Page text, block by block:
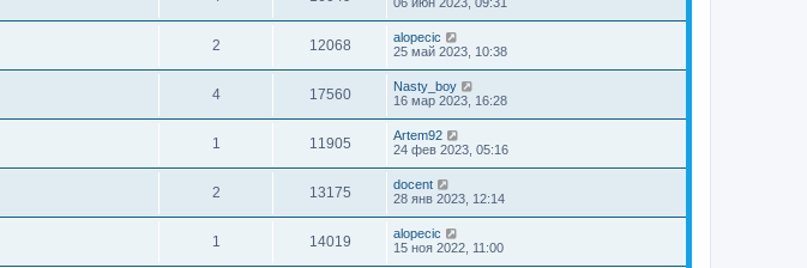
2 12068
alopecic
25 май 2023, 10:38
4 17560
Nasty_boy
16 мар 2023, 16:28
1 11905
Artem92
24 фев 2023, 05:16
2 13175
docent
28 янв 2023, 12:14
1 14019
alopecic
15 ноя 2022, 11:00